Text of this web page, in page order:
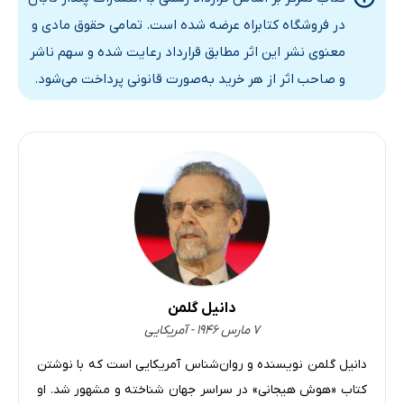
20. چه ویژگی‌هایی یک فرد را مدیر می‌سازد؟
در فروشگاه کتابراه عرضه شده است. تمامی حقوق مادی و
معنوی نشر این اثر مطابق قرارداد رعایت شده و سهم ناشر
و صاحب اثر از هر خرید به‌صورت قانونی پرداخت می‌شود.
دانیل گلمن
۷ مارس ۱۹۴۶ - آمریکایی
دانیل گلمن نویسنده و روان‌شناس آمریکایی است که با نوشتن
کتاب «هوش هیجانی» در سراسر جهان شناخته و مشهور شد. او